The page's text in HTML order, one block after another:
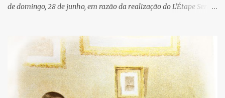
de domingo, 28 de junho, em razão da realização do L'Étape Serra
reunirá atletas de diferentes regiões do país e terá percursos
passando pelos municípios de Serra Negra, Amparo, Monte Alegre
do Sul, Lindoia e Socorro. Para garantir a segurança dos
participantes e do público, diversos trechos de rodovias e estradas
da região serão interditados temporariamente ao longo da prova.